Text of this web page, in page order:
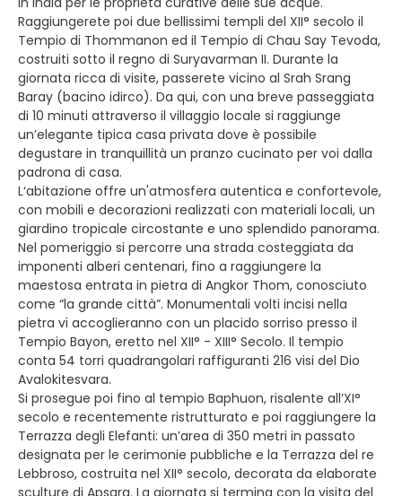
Raggiungerete poi due bellissimi templi del XII° secolo il
Tempio di Thommanon ed il Tempio di Chau Say Tevoda,
costruiti sotto il regno di Suryavarman II. Durante la
giornata ricca di visite, passerete vicino al Srah Srang
Baray (bacino idirco). Da qui, con una breve passeggiata
di 10 minuti attraverso il villaggio locale si raggiunge
un’elegante tipica casa privata dove è possibile
degustare in tranquillità un pranzo cucinato per voi dalla
padrona di casa.
L‘abitazione offre un'atmosfera autentica e confortevole,
con mobili e decorazioni realizzati con materiali locali, un
giardino tropicale circostante e uno splendido panorama.
Nel pomeriggio si percorre una strada costeggiata da
imponenti alberi centenari, fino a raggiungere la
maestosa entrata in pietra di Angkor Thom, conosciuto
come “la grande città”. Monumentali volti incisi nella
pietra vi accoglieranno con un placido sorriso presso il
Tempio Bayon, eretto nel XII° - XIII° Secolo. Il tempio
conta 54 torri quadrangolari raffiguranti 216 visi del Dio
Avalokitesvara.
Si prosegue poi fino al tempio Baphuon, risalente all’XI°
secolo e recentemente ristrutturato e poi raggiungere la
Terrazza degli Elefanti: un’area di 350 metri in passato
designata per le cerimonie pubbliche e la Terrazza del re
Lebbroso, costruita nel XII° secolo, decorata da elaborate
sculture di Apsara. La giornata si termina con la visita del